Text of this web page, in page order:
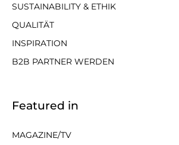
SUSTAINABILITY & ETHIK
QUALITÄT
INSPIRATION
B2B PARTNER WERDEN
Featured in
MAGAZINE/TV